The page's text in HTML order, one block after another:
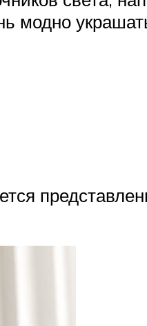
модно